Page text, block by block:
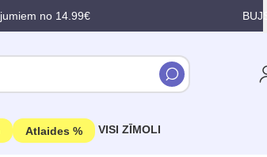
no 14.99€ BUJ
Atlaides % VISI ZĪMOLI